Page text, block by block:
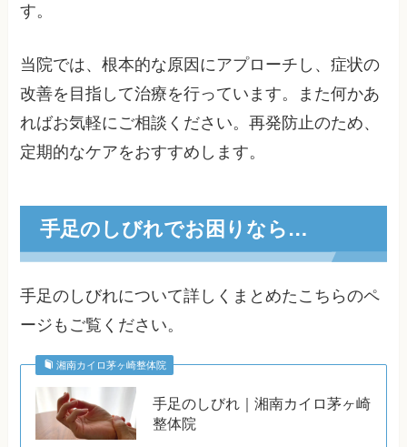
す。
当院では、根本的な原因にアプローチし、症状の
改善を目指して治療を行っています。また何かあ
ればお気軽にご相談ください。再発防止のため、
定期的なケアをおすすめします。
手足のしびれでお困りなら…
手足のしびれについて詳しくまとめたこちらのペ
ージもご覧ください。
湘南カイロ茅ヶ崎整体院
手足のしびれ｜湘南カイロ茅ヶ崎
整体院